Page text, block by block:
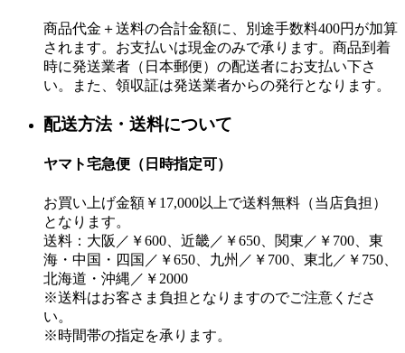
商品代金＋送料の合計金額に、別途手数料400円が加算
されます。お支払いは現金のみで承ります。商品到着
時に発送業者（日本郵便）の配送者にお支払い下さ
い。また、領収証は発送業者からの発行となります。
配送方法・送料について
ヤマト宅急便（日時指定可）
お買い上げ金額￥17,000以上で送料無料（当店負担）
となります。
送料：大阪／￥600、近畿／￥650、関東／￥700、東
海・中国・四国／￥650、九州／￥700、東北／￥750、
北海道・沖縄／￥2000
※送料はお客さま負担となりますのでご注意くださ
い。
※時間帯の指定を承ります。